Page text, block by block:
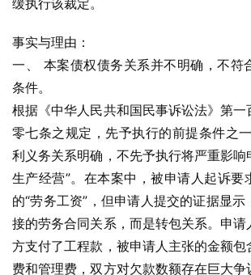
缓执行该裁定。
事实与理由：
一、 本案债权债务关系并不明确，不符
条件。
根据《中华人民共和国民事诉讼法》第
零七条之规定，先予执行的前提条件之
利义务关系明确，不先予执行将严重影
生产经营”。在本案中，被申请人起诉要
的“劳务工资”，但申请人提交的证据显
接的劳务合同关系，而是转包关系。申
方支付了工程款，被申请人主张的金额
费和管理费，双方对欠款数额存在巨大